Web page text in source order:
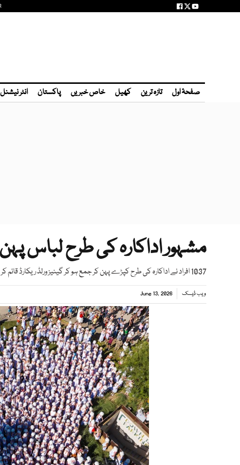
صفحۂ اول تازہ ترین کھیل خاص خبریں پاکستان انٹر نیشنل
مشہور اداکارہ کی طرح لباس
1037 افراد نے اداکارہ کی طرح کپڑے پہن کر جمع ہو کر گینیز ورلڈ ریکارڈ قائم کر دیا
ویب ڈیسک June 13, 2026